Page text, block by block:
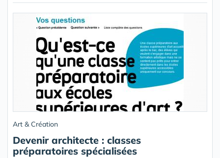
Art & Création
Devenir architecte : classes
préparatoires spécialisées